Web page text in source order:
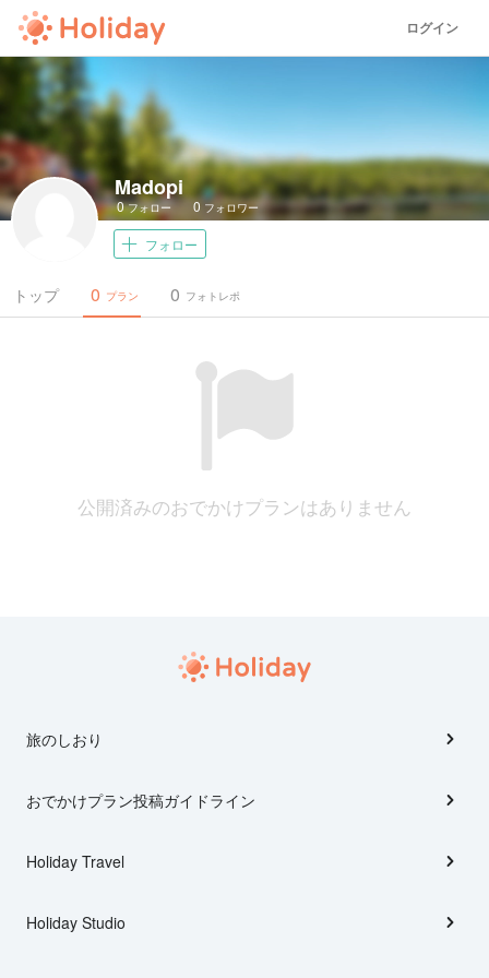
ログイン
Madopi
0フォロー 0 フォロワー
フォロー
トップ プラン
0 フォトレポ
0
公開済みのおでかけプランはありません
旅のしおり
おでかけプラン投稿ガイドライン
Holiday Travel
Holiday Studio